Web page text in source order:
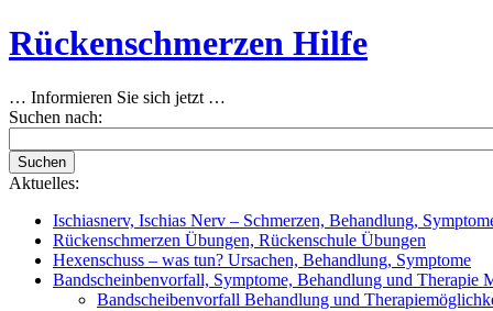
Rückenschmerzen Hilfe
… Informieren Sie sich jetzt …
Suchen nach:
Suchen
Aktuelles:
Ischiasnerv, Ischias Nerv – Schmerzen, Behandlung,
Rückenschmerzen Übungen, Rückenschule Übungen
Hexenschuss – was tun? Ursachen, Behandlung, Symptome
Bandscheinbenvorfall, Symptome, Behandlung und Therapie
Bandscheibenvorfall Behandlung und